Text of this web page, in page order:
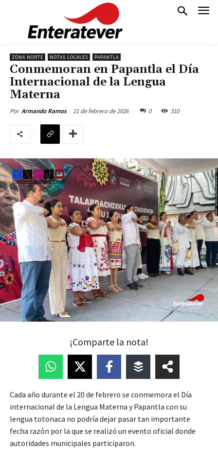
ZONA NORTE NOTAS LOCALES PAPANTLA
Conmemoran en Papantla el Día
Internacional de la Lengua
Materna
Por Armando Ramos 21 de febrero de 2026 0 310
¡Comparte la nota!
Cada año durante el 20 de febrero se conmemora el Día
internacional de la Lengua Materna y Papantla con su
lengua totonaca no podría dejar pasar tan importante
fecha razón por la que se realizó un evento oficial donde
autoridades municipales participaron.